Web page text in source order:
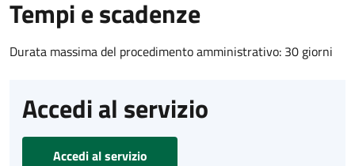
Tempi e scadenze
Durata massima del procedimento amministrativo: 30 giorni
Accedi al servizio
Accedi al servizio